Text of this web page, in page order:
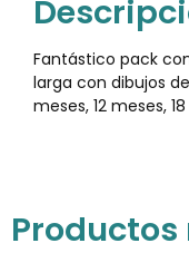
Fantástico pack
larga con dibujos
meses, 12 meses,